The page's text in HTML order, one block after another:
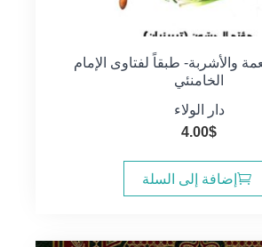
والأشربة- طبقاً لفتاوى الإمام
الخامنئي
دار الولاء
4.00$
إضافة إلى السلة